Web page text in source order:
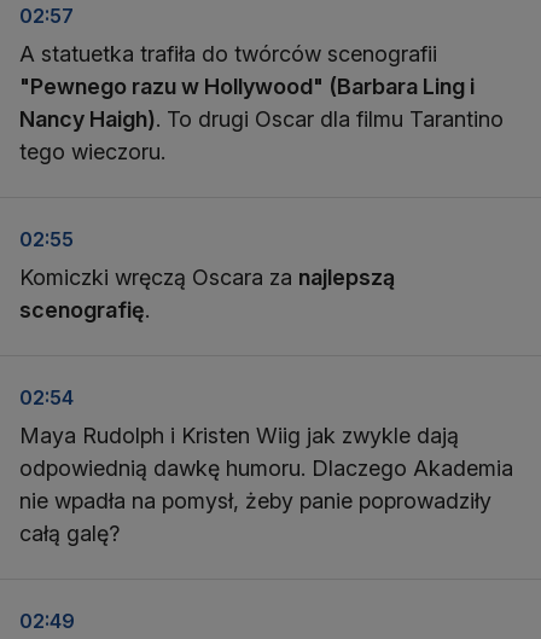
02:57
A statuetka trafiła do twórców scenografii
"Pewnego razu w Hollywood" (Barbara Ling i
Nancy Haigh). To drugi Oscar dla filmu Tarantino
tego wieczoru.
02:55
Komiczki wręczą Oscara za najlepszą
scenografię.
02:54
Maya Rudolph i Kristen Wiig jak zwykle dają
odpowiednią dawkę humoru. Dlaczego Akademia
nie wpadła na pomysł, żeby panie poprowadziły
całą galę?
02:49